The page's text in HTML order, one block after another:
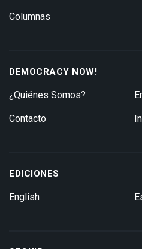
Columnas
DEMOCRACY NOW!
¿Quiénes Somos?
Contacto
EDICIONES
English